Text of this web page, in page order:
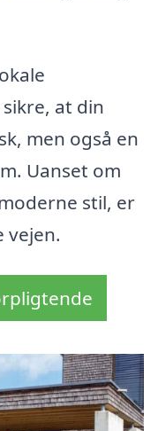
at din
men også en
Uanset om
stil, er
vejen.